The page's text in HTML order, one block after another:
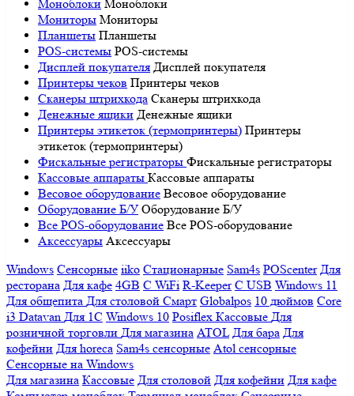
Моноблоки Моноблоки
Мониторы Мониторы
Планшеты Планшеты
POS-системы POS-системы
Дисплей покупателя Дисплей покупателя
Принтеры чеков Принтеры чеков
Сканеры штрихкода Сканеры штрихкода
Денежные ящики Денежные ящики
Принтеры этикеток (термопринтеры) Принтеры
этикеток (термопринтеры)
Фискальные регистраторы Фискальные регистраторы
Кассовые аппараты Кассовые аппараты
Весовое оборудование Весовое оборудование
Оборудование Б/У Оборудование Б/У
Все POS-оборудование Все POS-оборудование
Аксессуары Аксессуары
Windows Сенсорные iiko Стационарные Sam4s POScenter Для
ресторана Для кафе 4GB С WiFi R-Keeper С USB Windows 11
Для общепита Для столовой Смарт Globalpos 10 дюймов Core
i3 Datavan Для 1С Windows 10 Posiflex Кассовые Для
розничной торговли Для магазина ATOL Для бара Для
кофейни Для horeca Sam4s сенсорные Atol сенсорные
Сенсорные на Windows
Для магазина Кассовые Для столовой Для кофейни Для кафе